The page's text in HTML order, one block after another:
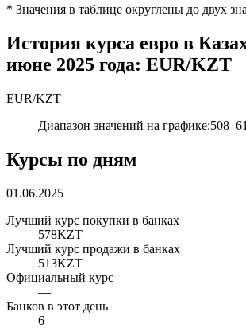
* Значения в таблице округлены до двух
История курса евро в
июне 2025 года: EUR/KZT
EUR/KZT
Диапазон значений на графике:508–
Курсы по дням
01.06.2025
Лучший курс покупки в банках
578KZT
Лучший курс продажи в банках
513KZT
Официальный курс
—
Банков в этот день
6